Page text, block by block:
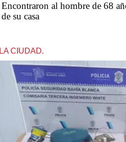
Encontraron al hombre de 68
de su casa
LA CIUDAD.